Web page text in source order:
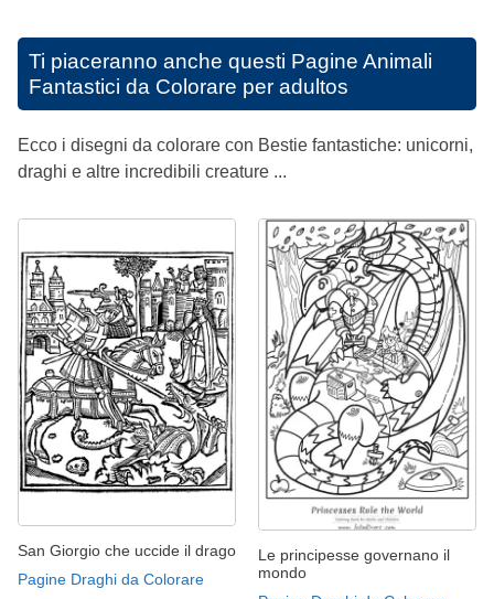
Ti piaceranno anche questi Pagine Animali
Fantastici da Colorare per adultos
Ecco i disegni da colorare con Bestie fantastiche: unicorni,
draghi e altre incredibili creature ...
San Giorgio che uccide il drago
Pagine Draghi da Colorare
Le principesse governano il
mondo